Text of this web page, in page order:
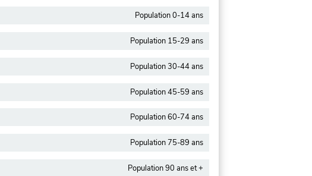
Population 0-14 ans
Population 15-29 ans
Population 30-44 ans
Population 45-59 ans
Population 60-74 ans
Population 75-89 ans
Population 90 ans et +